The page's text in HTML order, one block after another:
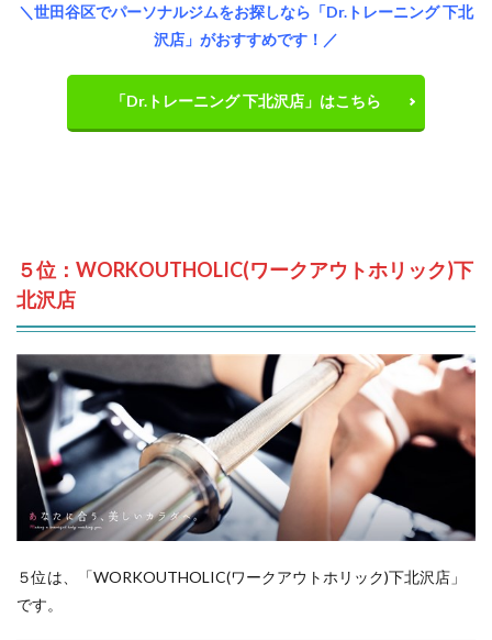
＼世田谷区でパーソナルジムをお探しなら「Dr.トレーニング 下北
沢店」がおすすめです！／
「Dr.トレーニング 下北沢店」はこちら
５位：WORKOUTHOLIC(ワークアウトホリック)下
北沢店
５位は、「WORKOUTHOLIC(ワークアウトホリック)下北沢店」
です。